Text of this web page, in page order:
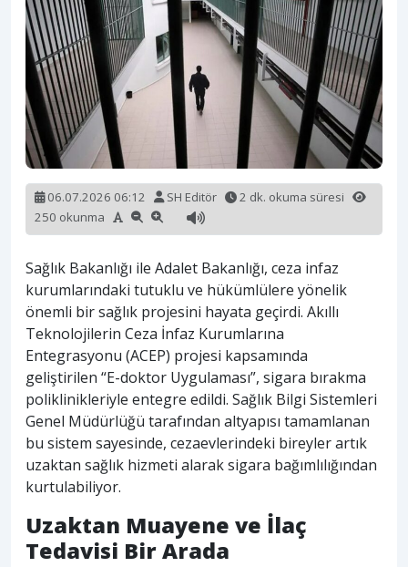
06.07.2026 06:12 SH Editör
2 dk. okuma süresi
250 okunma
Sağlık Bakanlığı ile Adalet Bakanlığı, ceza infaz
kurumlarındaki tutuklu ve hükümlülere yönelik
önemli bir sağlık projesini hayata geçirdi. Akıllı
Teknolojilerin Ceza İnfaz Kurumlarına
Entegrasyonu (ACEP) projesi kapsamında
geliştirilen “E-doktor Uygulaması”, sigara bırakma
poliklinikleriyle entegre edildi. Sağlık Bilgi Sistemleri
Genel Müdürlüğü tarafından altyapısı tamamlanan
bu sistem sayesinde, cezaevlerindeki bireyler artık
uzaktan sağlık hizmeti alarak sigara bağımlılığından
kurtulabiliyor.
Uzaktan Muayene ve İlaç
Tedavisi Bir Arada